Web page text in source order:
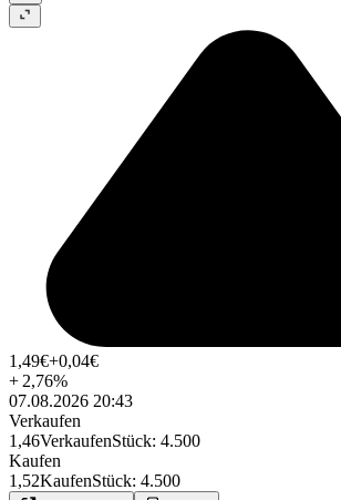
1,49€+0,04€
+ 2,76%
07.08.2026 20:43
Verkaufen
1,46VerkaufenStück: 4.500
Kaufen
1,52KaufenStück: 4.500